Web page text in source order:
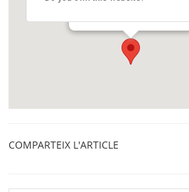
COMPARTEIX L'ARTICLE